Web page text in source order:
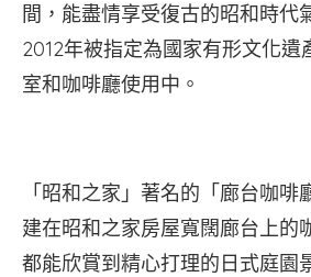
間，能盡情享受復古的昭和時代
2012年被指定為國家有形文化遺
室和咖啡廳使用中。
「昭和之家」著名的「廊台咖啡
建在昭和之家房屋寬闊廊台上的
都能欣賞到精心打理的日式庭園